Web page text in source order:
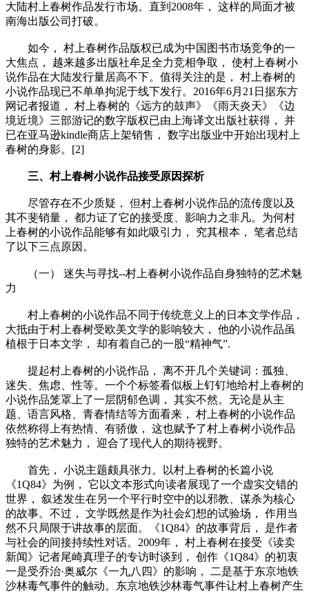
大陆村上春树作品发行市场。直到2008年， 这样的局面才被
南海出版公司打破。
如今， 村上春树作品版权已成为中国图书市场竞争的一
大焦点， 越来越多出版社牟足全力竞相争取， 使村上春树小
说作品在大陆发行量居高不下。值得关注的是， 村上春树的
小说作品现已不单单拘泥于线下发行。2016年6月21日据东方
网记者报道， 村上春树的《远方的鼓声》《雨天炎天》《边
境近境》三部游记的数字版权已由上海译文出版社获得， 并
已在亚马逊kindle商店上架销售， 数字出版业中开始出现村上
春树的身影。[2]
三、村上春树小说作品接受原因探析
尽管存在不少质疑， 但村上春树小说作品的流传度以及
其不斐销量， 都力证了它的接受度、影响力之非凡。为何村
上春树的小说作品能够有如此吸引力， 究其根本， 笔者总结
了以下三点原因。
（一） 迷失与寻找--村上春树小说作品自身独特的艺术魅
力
村上春树的小说作品不同于传统意义上的日本文学作品，
大抵由于村上春树受欧美文学的影响较大， 他的小说作品虽
植根于日本文学， 却有着自己的一股“精神气”.
提起村上春树的小说作品， 离不开几个关键词：孤独、
迷失、焦虑、性等。一个个标签看似板上钉钉地给村上春树的
小说作品笼罩上了一层阴郁色调， 其实不然。无论是从主
题、语言风格、青春情结等方面看来， 村上春树的小说作品
依然称得上有热情、有骄傲， 这也赋予了村上春树小说作品
独特的艺术魅力， 迎合了现代人的期待视野。
首先， 小说主题颇具张力。以村上春树的长篇小说
《1Q84》为例， 它以文本形式向读者展现了一个虚实交错的
世界， 叙述发生在另一个平行时空中的以邪教、谋杀为核心
的故事。不过， 文学既然是作为社会幻想的试验场， 作用当
然不只局限于讲故事的层面。《1Q84》的故事背后， 是作者
与社会的间接持续性对话。2009年， 村上春树在接受《读卖
新闻》记者尾崎真理子的专访时谈到， 创作《1Q84》的初衷
一是受乔治·奥威尔《一九八四》的影响， 二是基于东京地铁
沙林毒气事件的触动。东京地铁沙林毒气事件让村上春树产生